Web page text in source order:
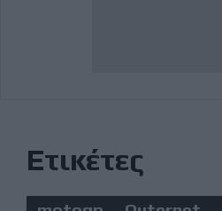
Ετικέτες